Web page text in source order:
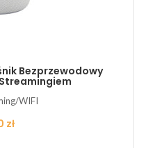
Bezprzewodowy
WIFI
zł